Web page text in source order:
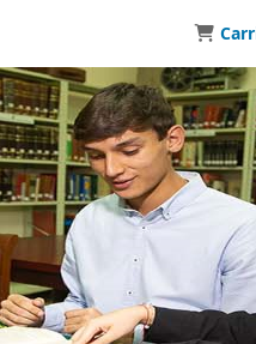
Monteávila